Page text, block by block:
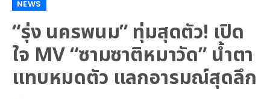
NEWS
“รุ่ง นครพนม” ทุ่มสุดตัว! เปิด
ใจ MV “ซามซาติหมาวัด” น้ำตา
แทบหมดตัว แลกอารมณ์สุดลึก